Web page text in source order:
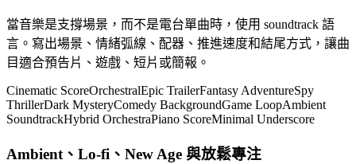
當音樂是支撐場景，而不是電台單曲時，使用 soundtrack 語
言。寫出場景、情緒弧線、配器、推進速度和結尾方式，讓曲
目適合預告片、遊戲、短片或簡報。
Cinematic ScoreOrchestralEpic TrailerFantasy AdventureSpy
ThrillerDark MysteryComedy BackgroundGame LoopAmbient
SoundtrackHybrid OrchestraPiano ScoreMinimal Underscore
Ambient、Lo-fi、New Age 與放鬆專注